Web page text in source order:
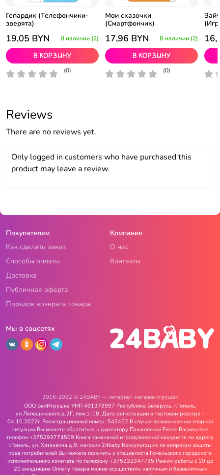
Гепардик (Телефончики-
зверята)
19,05 BYN В наличии (2)
В корзину
(0)
Мои сказочки
(Смартфончик)
17,96 BYN В наличии (2)
В корзину
(0)
Reviews
There are no reviews yet.
Only logged in customers who have purchased this
product may leave a review.
Покупателям
Как сделать заказ
Способы оплаты
Доставка
Публичная оферта
Порядок возврата товара
Компания
О нас
Контакты
Мы в соцсетях
2016-2022 © 24BABY — интернет-магазин игрушек
ООО БелИгрушка УНП 491378997 Республика Беларусь, г.Гомель,
ул.Лепешинского д.2Г, пом.1-18. Дата регистрации в торговом реестре -
04.10.2022г. Регистрационный номер: 542452 В случае возникновения спорной
ситуации Вы можете обратиться к директору Пашковской Елене Васильевне
телефон +375293774509 Книга замечаний и предложений находится по адресу
г.Гомель, ул. Хатаевича д.9, магазин 24baby Консультацию по вопросам защиты
прав потребителей Вы можете получить у специалиста Гомельского городского
исполнительного комитета по телефону +375232347735 Режим работы с 10 до
20 ежедневно Оплату товара можно осуществить наличным и безналичным